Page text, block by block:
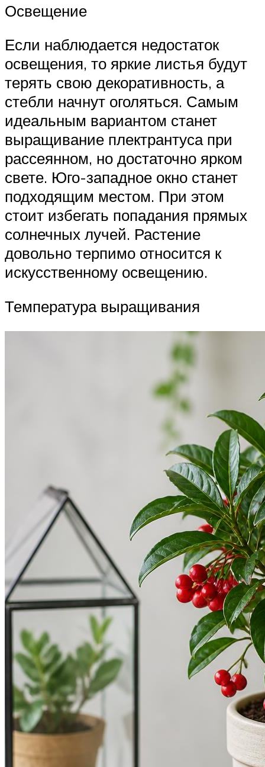
Освещение
Если наблюдается недостаток
освещения, то яркие листья будут
терять свою декоративность, а
стебли начнут оголяться. Самым
идеальным вариантом станет
выращивание плектрантуса при
рассеянном, но достаточно ярком
свете. Юго-западное окно станет
подходящим местом. При этом
стоит избегать попадания прямых
солнечных лучей. Растение
довольно терпимо относится к
искусственному освещению.
Температура выращивания